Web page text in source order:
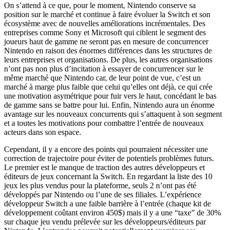
On s’attend à ce que, pour le moment, Nintendo conserve sa
position sur le marché et continue à faire évoluer la Switch et son
écosystème avec de nouvelles améliorations incrémentales. Des
entreprises comme Sony et Microsoft qui ciblent le segment des
joueurs haut de gamme ne seront pas en mesure de concurrencer
Nintendo en raison des énormes différences dans les structures de
leurs entreprises et organisations. De plus, les autres organisations
n’ont pas non plus d’incitation à essayer de concurrencer sur le
même marché que Nintendo car, de leur point de vue, c’est un
marché à marge plus faible que celui qu’elles ont déjà, ce qui crée
une motivation asymétrique pour fuir vers le haut, concédant le bas
de gamme sans se battre pour lui. Enfin, Nintendo aura un énorme
avantage sur les nouveaux concurrents qui s’attaquent à son segment
et a toutes les motivations pour combattre l’entrée de nouveaux
acteurs dans son espace.
Cependant, il y a encore des points qui pourraient nécessiter une
correction de trajectoire pour éviter de potentiels problèmes futurs.
Le premier est le manque de traction des autres développeurs et
éditeurs de jeux concernant la Switch. En regardant la liste des 10
jeux les plus vendus pour la plateforme, seuls 2 n’ont pas été
développés par Nintendo ou l’une de ses filiales. L’expérience
développeur Switch a une faible barrière à l’entrée (chaque kit de
développement coûtant environ 450$) mais il y a une “taxe” de 30%
sur chaque jeu vendu prélevée sur les développeurs/éditeurs par